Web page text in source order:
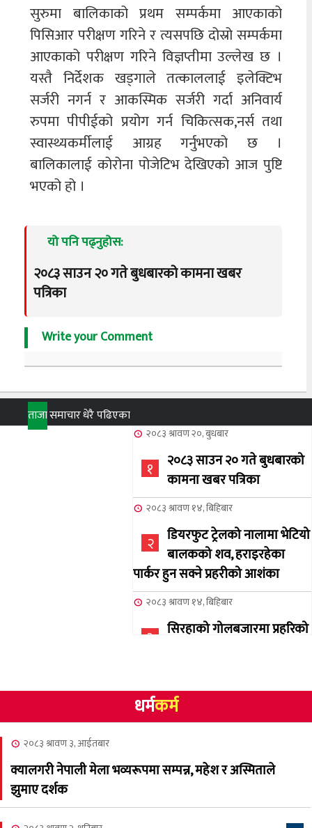
सुरुमा बालिकाको प्रथम सम्पर्कमा आएकाको
पिसिआर परीक्षण गरिने र त्यसपछि दोस्रो सम्पर्कमा
आएकाको परीक्षण गरिने विज्ञप्तीमा उल्लेख छ ।
यस्तै निर्देशक खड्गाले तत्काललाई इलेक्टिभ
सर्जरी नगर्न र आकस्मिक सर्जरी गर्दा अनिवार्य
रुपमा पीपीईको प्रयोग गर्न चिकित्सक,नर्स तथा
स्वास्थ्यकर्मीलाई आग्रह गर्नुभएको छ ।
बालिकालाई कोरोना पोजेटिभ देखिएको आज पुष्टि
भएको हो ।
यो पनि पढ्नुहोस:
२०८३ साउन २० गते बुधबारको कामना खबर
पत्रिका
Write your Comment
ताजासमाचारधेरै पढिएका
२०८३ श्रावण २०, बुधबार
१
२०८३ साउन २० गते बुधबारको
कामना खबर पत्रिका
२०८३ श्रावण १४, बिहिबार
२
डियरफुट ट्रेलको नालामा भेटियो
बालकको शव, हराइरहेका
पार्कर हुन सक्ने प्रहरीको आशंका
२०८३ श्रावण १४, बिहिबार
३
सिरहाको गोलबजारमा प्रहरिको
४
NCSC को अध्यक्षमा घनेन्द्र
न्यौपाने बिजयी
नेप्लिज सोसाइटि अफ
धर्मकर्म
२०८३ श्रावण ३, आईतबार
क्यालगरी नेपाली मेला भव्यरूपमा सम्पन्न, महेश र अस्मिताले
झुमाए दर्शक